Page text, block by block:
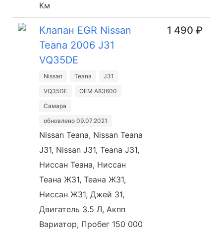
Км
Клапан EGR Nissan
Teana 2006 J31
VQ35DE
Nissan Teana
J31
VQ35DE
OEM A83600
Самара
обновлено 09.07.2021
Nissan Teana, Nissan Teana
J31, Nissan J31, Teana J31,
Ниссан Теана, Ниссан
Теана Ж31, Теана Ж31,
Ниссан Ж31, Джей 31,
Двигатель 3.5 Л, Акпп
Вариатор, Пробег 150 000
1 490 ₽